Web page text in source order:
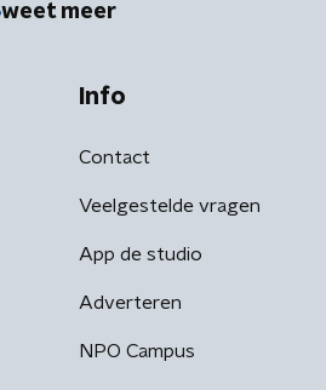
weet meer
Info
Contact
Veelgestelde vragen
App de studio
Adverteren
NPO Campus